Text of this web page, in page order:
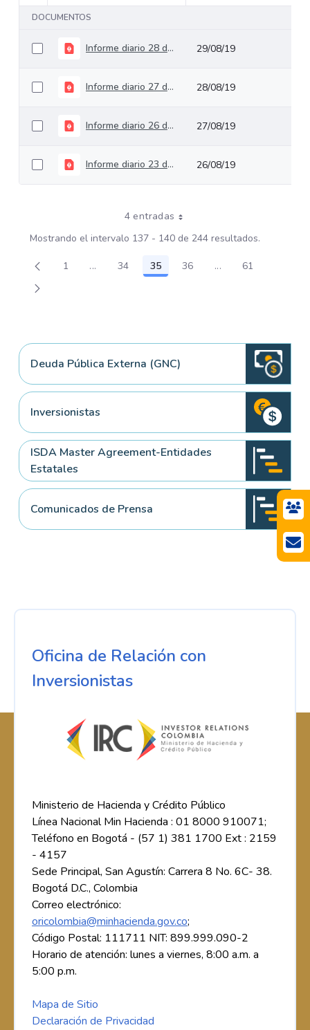
DOCUMENTOS
Informe diario 28 de agosto de 2019 29/08/19
Informe diario 27 de agosto de 2019 28/08/19
Informe diario 26 de agosto de 2019 27/08/19
Informe diario 23 de agosto de 2019 26/08/19
4 entradas
Mostrando el intervalo 137 - 140 de 244 resultados.
Página
1 ...Páginas intermedias Use TAB para
Página
34 Página
35 Página
36 ...PáginasPágina
61
Deuda Pública Externa (GNC)
Inversionistas
ISDA Master Agreement-Entidades
Estatales
Comunicados de Prensa
Oficina de Relación con
Inversionistas
Ministerio de Hacienda y Crédito Público
Línea Nacional Min Hacienda : 01 8000 910071;
Teléfono en Bogotá - (57 1) 381 1700 Ext : 2159
- 4157
Sede Principal, San Agustín: Carrera 8 No. 6C- 38.
Bogotá D.C., Colombia
Correo electrónico:
oricolombia@minhacienda.gov.co;
Código Postal: 111711 NIT: 899.999.090-2
Horario de atención: lunes a viernes, 8:00 a.m. a
5:00 p.m.
Mapa de Sitio
Declaración de Privacidad